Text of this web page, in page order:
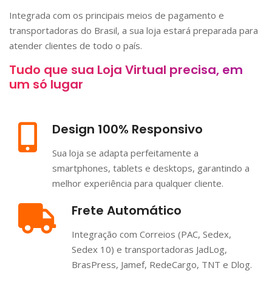
Integrada com os principais meios de pagamento e
transportadoras do Brasil, a sua loja estará preparada para
atender clientes de todo o país.
Tudo que sua Loja Virtual precisa, em
um só lugar
Design 100% Responsivo
Sua loja se adapta perfeitamente a
smartphones, tablets e desktops, garantindo a
melhor experiência para qualquer cliente.
Frete Automático
Integração com Correios (PAC, Sedex,
Sedex 10) e transportadoras JadLog,
BrasPress, Jamef, RedeCargo, TNT e Dlog.